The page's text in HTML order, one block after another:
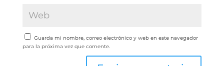
Guarda mi nombre, correo electrónico y web en este navegador
para la próxima vez que comente.